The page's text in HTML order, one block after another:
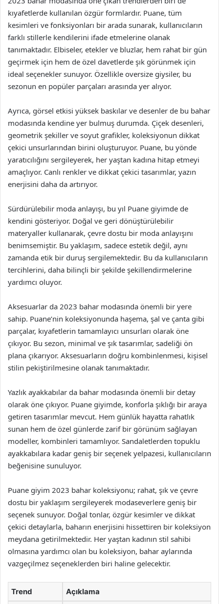
kıyafetlerde kullanılan özgür formlardır. Puane, tüm
kesimleri ve fonksiyonları bir arada sunarak, kullanıcıların
farklı stillerle kendilerini ifade etmelerine olanak
tanımaktadır. Elbiseler, etekler ve bluzlar, hem rahat bir gün
geçirmek için hem de özel davetlerde şık görünmek için
ideal seçenekler sunuyor. Özellikle oversize giysiler, bu
sezonun en popüler parçaları arasında yer alıyor.
Ayrıca, görsel etkisi yüksek baskılar ve desenler de bu bahar
modasında kendine yer bulmuş durumda. Çiçek desenleri,
geometrik şekiller ve soyut grafikler, koleksiyonun dikkat
çekici unsurlarından birini oluşturuyor. Puane, bu yönde
yaratıcılığını sergileyerek, her yaştan kadına hitap etmeyi
amaçlıyor. Canlı renkler ve dikkat çekici tasarımlar, yazın
enerjisini daha da artırıyor.
Sürdürülebilir moda anlayışı, bu yıl Puane giyimde de
kendini gösteriyor. Doğal ve geri dönüştürülebilir
materyaller kullanarak, çevre dostu bir moda anlayışını
benimsemiştir. Bu yaklaşım, sadece estetik değil, aynı
zamanda etik bir duruş sergilemektedir. Bu da kullanıcıların
tercihlerini, daha bilinçli bir şekilde şekillendirmelerine
yardımcı oluyor.
Aksesuarlar da 2023 bahar modasında önemli bir yere
sahip. Puane’nin koleksiyonunda haşema, şal ve çanta gibi
parçalar, kıyafetlerin tamamlayıcı unsurları olarak öne
çıkıyor. Bu sezon, minimal ve şık tasarımlar, sadeliği ön
plana çıkarıyor. Aksesuarların doğru kombinlenmesi, kişisel
stilin pekiştirilmesine olanak tanımaktadır.
Yazlık ayakkabılar da bahar modasında önemli bir detay
olarak öne çıkıyor. Puane giyimde, konforla şıklığı bir araya
getiren tasarımlar mevcut. Hem günlük hayatta rahatlık
sunan hem de özel günlerde zarif bir görünüm sağlayan
modeller, kombinleri tamamlıyor. Sandaletlerden topuklu
ayakkabılara kadar geniş bir seçenek yelpazesi, kullanıcıların
beğenisine sunuluyor.
Puane giyim 2023 bahar koleksiyonu; rahat, şık ve çevre
dostu bir yaklaşım sergileyerek modaseverlere geniş bir
seçenek sunuyor. Doğal tonlar, özgür kesimler ve dikkat
çekici detaylarla, baharın enerjisini hissettiren bir koleksiyon
meydana getirilmektedir. Her yaştan kadının stil sahibi
olmasına yardımcı olan bu koleksiyon, bahar aylarında
vazgeçilmez seçeneklerden biri haline gelecektir.
Trend Açıklama